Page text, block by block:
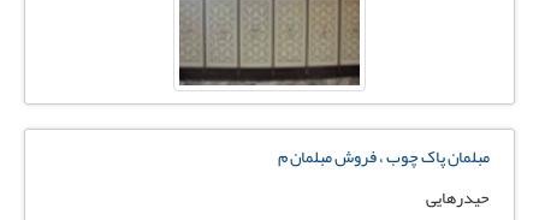
مبلمان پاک چوب ، فروش مبلمان م
حیدرهایی